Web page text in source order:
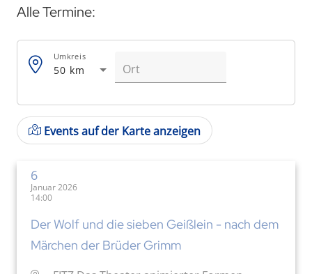
Alle Termine:
50 km
Umkreis
Events auf der Karte anzeigen
6
Januar 2026
14:00
Der Wolf und die sieben Geißlein - nach dem
Märchen der Brüder Grimm